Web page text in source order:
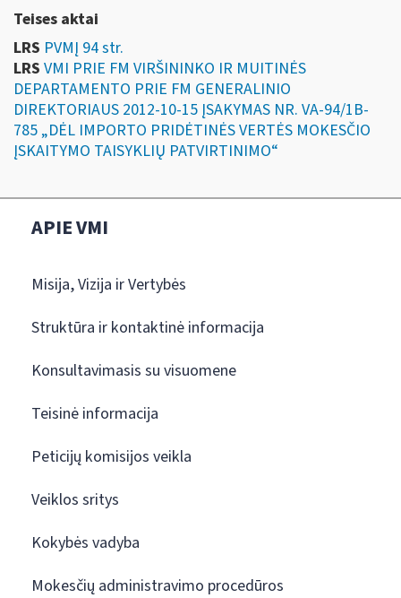
Teises aktai
LRS PVMĮ 94 str.
LRS VMI PRIE FM VIRŠININKO IR MUITINĖS
DEPARTAMENTO PRIE FM GENERALINIO
DIREKTORIAUS 2012-10-15 ĮSAKYMAS NR. VA-94/1B-
785 „DĖL IMPORTO PRIDĖTINĖS VERTĖS MOKESČIO
ĮSKAITYMO TAISYKLIŲ PATVIRTINIMO“
APIE VMI
Misija, Vizija ir Vertybės
Struktūra ir kontaktinė informacija
Konsultavimasis su visuomene
Teisinė informacija
Peticijų komisijos veikla
Veiklos sritys
Kokybės vadyba
Mokesčių administravimo procedūros